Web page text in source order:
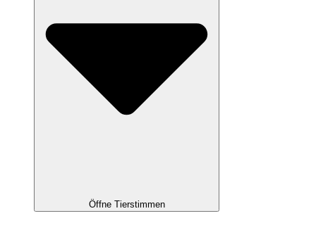
Öffne Tierstimmen